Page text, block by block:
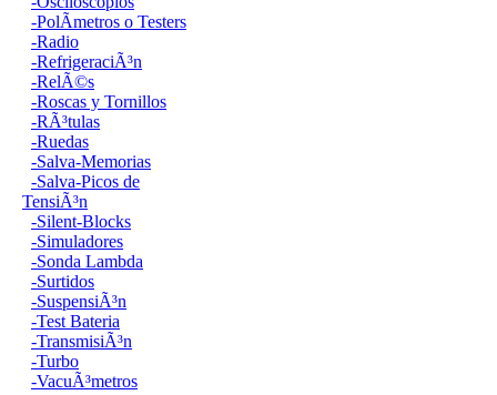
-PolÃ­metros o Testers
-Radio
-RefrigeraciÃ³n
-RelÃ©s
-Roscas y Tornillos
-RÃ³tulas
-Ruedas
-Salva-Memorias
-Salva-Picos de
TensiÃ³n
-Silent-Blocks
-Simuladores
-Sonda Lambda
-Surtidos
-SuspensiÃ³n
-Test Bateria
-TransmisiÃ³n
-Turbo
-VacuÃ³metros